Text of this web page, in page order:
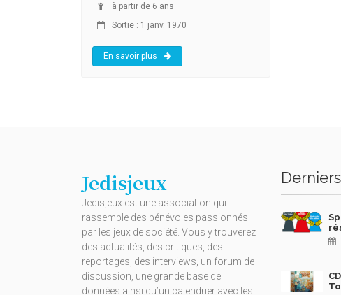
à partir de 6 ans
Sortie : 1 janv. 1970
En savoir plus
Jedisjeux
Jedisjeux est une association qui
rassemble des bénévoles passionnés
par les jeux de société. Vous y trouverez
des actualités, des critiques, des
reportages, des interviews, un forum de
discussion, une grande base de
données ainsi qu’un calendrier avec les